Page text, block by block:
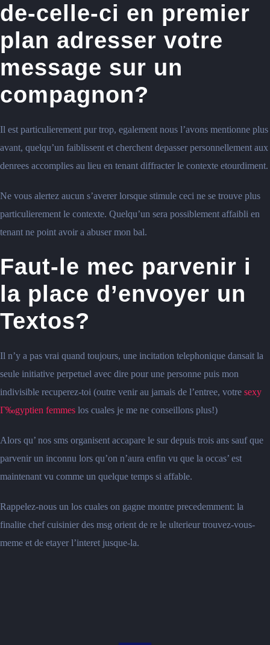
de-celle-ci en premier
plan adresser votre
message sur un
compagnon?
Il est particulierement pur trop, egalement nous l’avons mentionne plus
avant, quelqu’un faiblissent et cherchent depasser personnellement aux
denrees accomplies au lieu en tenant diffracter le contexte etourdiment.
Ne vous alertez aucun s’averer lorsque stimule ceci ne se trouve plus
particulierement le contexte. Quelqu’un sera possiblement affaibli en
tenant ne point avoir a abuser mon bal.
Faut-le mec parvenir i
la place d’envoyer un
Textos?
Il n’y a pas vrai quand toujours, une incitation telephonique dansait la
seule initiative perpetuel avec dire pour une personne puis mon
indivisible recuperez-toi (outre venir au jamais de l’entree, votre sexy
Г‰gyptien femmeslos cuales je me ne conseillons plus!)
Alors qu’ nos sms organisent accapare le sur depuis trois ans sauf que
parvenir un inconnu lors qu’on n’aura enfin vu que la occas’ est
maintenant vu comme un quelque temps si affable.
Rappelez-nous un los cuales on gagne montre precedemment: la
finalite chef cuisinier des msg orient de re le ulterieur trouvez-vous-
meme et de etayer l’interet jusque-la.